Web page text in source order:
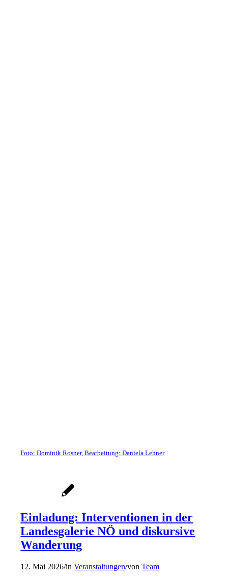
Foto: Dominik Rosner, Bearbeitung: Daniela Lehner
Einladung: Interventionen in der
Landesgalerie NÖ und diskursive
Wanderung
12. Mai 2026/inVeranstaltungen/vonTeam